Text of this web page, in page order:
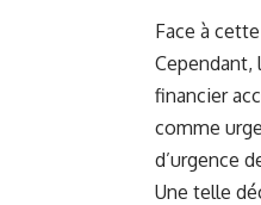
Face à
Cependant,
financier
comme
d’urgence
Une telle